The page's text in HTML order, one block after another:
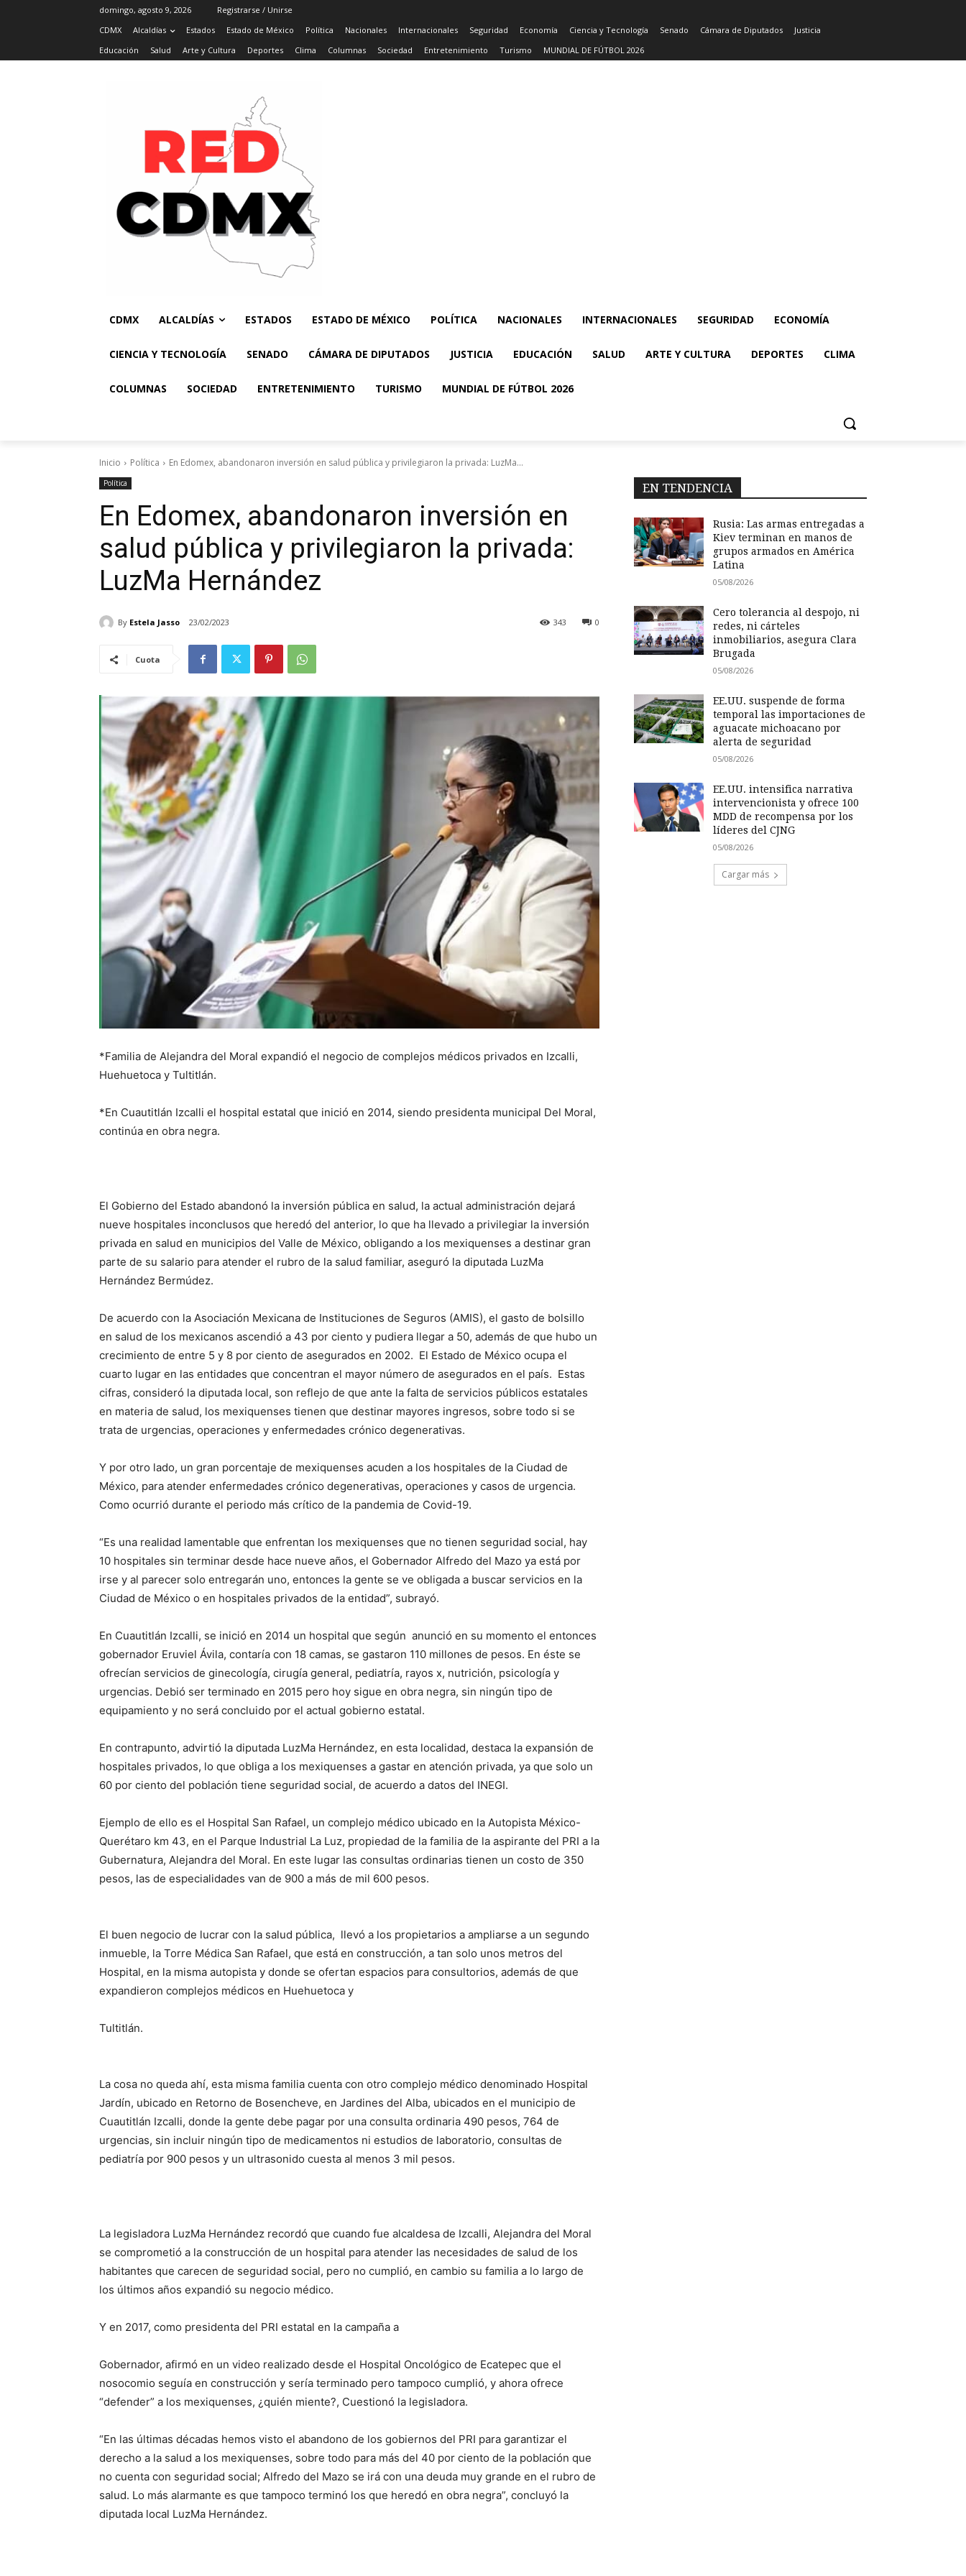
domingo, agosto 9, 2026
Registrarse / Unirse
CDMX
Alcaldías Estados Estado de México Política Nacionales Internacionales Seguridad Economía Ciencia y Tecnología Senado Cámara de Diputados
Justicia
Educación
Salud Arte y Cultura Deportes Clima Columnas Sociedad Entretenimiento Turismo MUNDIAL DE FÚTBOL 2026
CDMX ALCALDÍAS ESTADOS ESTADO DE MÉXICO POLÍTICA NACIONALES INTERNACIONALES SEGURIDAD ECONOMÍA
CIENCIA Y TECNOLOGÍA SENADO CÁMARA DE DIPUTADOS JUSTICIA EDUCACIÓN SALUD ARTE Y CULTURA DEPORTES CLIMA
COLUMNAS SOCIEDAD ENTRETENIMIENTO TURISMO MUNDIAL DE FÚTBOL 2026
Inicio Política En Edomex, abandonaron inversión en salud pública y privilegiaron la privada: LuzMa...
Política
En Edomex, abandonaron inversión en
salud pública y privilegiaron la privada:
LuzMa Hernández
By Estela Jasso 23/02/2023 0
343
Cuota
*Familia de Alejandra del Moral expandió el negocio de complejos médicos privados en Izcalli,
Huehuetoca y Tultitlán.
*En Cuautitlán Izcalli el hospital estatal que inició en 2014, siendo presidenta municipal Del Moral,
continúa en obra negra.
El Gobierno del Estado abandonó la inversión pública en salud, la actual administración dejará
nueve hospitales inconclusos que heredó del anterior, lo que ha llevado a privilegiar la inversión
privada en salud en municipios del Valle de México, obligando a los mexiquenses a destinar gran
parte de su salario para atender el rubro de la salud familiar, aseguró la diputada LuzMa
Hernández Bermúdez.
De acuerdo con la Asociación Mexicana de Instituciones de Seguros (AMIS), el gasto de bolsillo
en salud de los mexicanos ascendió a 43 por ciento y pudiera llegar a 50, además de que hubo un
crecimiento de entre 5 y 8 por ciento de asegurados en 2002. El Estado de México ocupa el
cuarto lugar en las entidades que concentran el mayor número de asegurados en el país. Estas
cifras, consideró la diputada local, son reflejo de que ante la falta de servicios públicos estatales
en materia de salud, los mexiquenses tienen que destinar mayores ingresos, sobre todo si se
trata de urgencias, operaciones y enfermedades crónico degenerativas.
Y por otro lado, un gran porcentaje de mexiquenses acuden a los hospitales de la Ciudad de
México, para atender enfermedades crónico degenerativas, operaciones y casos de urgencia.
Como ocurrió durante el periodo más crítico de la pandemia de Covid-19.
“Es una realidad lamentable que enfrentan los mexiquenses que no tienen seguridad social, hay
10 hospitales sin terminar desde hace nueve años, el Gobernador Alfredo del Mazo ya está por
irse y al parecer solo entregarán uno, entonces la gente se ve obligada a buscar servicios en la
Ciudad de México o en hospitales privados de la entidad”, subrayó.
En Cuautitlán Izcalli, se inició en 2014 un hospital que según anunció en su momento el entonces
gobernador Eruviel Ávila, contaría con 18 camas, se gastaron 110 millones de pesos. En éste se
ofrecían servicios de ginecología, cirugía general, pediatría, rayos x, nutrición, psicología y
urgencias. Debió ser terminado en 2015 pero hoy sigue en obra negra, sin ningún tipo de
equipamiento y no será concluido por el actual gobierno estatal.
En contrapunto, advirtió la diputada LuzMa Hernández, en esta localidad, destaca la expansión de
hospitales privados, lo que obliga a los mexiquenses a gastar en atención privada, ya que solo un
60 por ciento del población tiene seguridad social, de acuerdo a datos del INEGI.
Ejemplo de ello es el Hospital San Rafael, un complejo médico ubicado en la Autopista México-
Querétaro km 43, en el Parque Industrial La Luz, propiedad de la familia de la aspirante del PRI a la
Gubernatura, Alejandra del Moral. En este lugar las consultas ordinarias tienen un costo de 350
pesos, las de especialidades van de 900 a más de mil 600 pesos.
El buen negocio de lucrar con la salud pública, llevó a los propietarios a ampliarse a un segundo
inmueble, la Torre Médica San Rafael, que está en construcción, a tan solo unos metros del
Hospital, en la misma autopista y donde se ofertan espacios para consultorios, además de que
expandieron complejos médicos en Huehuetoca y
Tultitlán.
La cosa no queda ahí, esta misma familia cuenta con otro complejo médico denominado Hospital
Jardín, ubicado en Retorno de Bosencheve, en Jardines del Alba, ubicados en el municipio de
Cuautitlán Izcalli, donde la gente debe pagar por una consulta ordinaria 490 pesos, 764 de
urgencias, sin incluir ningún tipo de medicamentos ni estudios de laboratorio, consultas de
pediatría por 900 pesos y un ultrasonido cuesta al menos 3 mil pesos.
La legisladora LuzMa Hernández recordó que cuando fue alcaldesa de Izcalli, Alejandra del Moral
se comprometió a la construcción de un hospital para atender las necesidades de salud de los
habitantes que carecen de seguridad social, pero no cumplió, en cambio su familia a lo largo de
los últimos años expandió su negocio médico.
Y en 2017, como presidenta del PRI estatal en la campaña a
Gobernador, afirmó en un video realizado desde el Hospital Oncológico de Ecatepec que el
nosocomio seguía en construcción y sería terminado pero tampoco cumplió, y ahora ofrece
“defender” a los mexiquenses, ¿quién miente?, Cuestionó la legisladora.
“En las últimas décadas hemos visto el abandono de los gobiernos del PRI para garantizar el
derecho a la salud a los mexiquenses, sobre todo para más del 40 por ciento de la población que
no cuenta con seguridad social; Alfredo del Mazo se irá con una deuda muy grande en el rubro de
salud. Lo más alarmante es que tampoco terminó los que heredó en obra negra”, concluyó la
diputada local LuzMa Hernández.
EN TENDENCIA
Rusia: Las armas entregadas a
Kiev terminan en manos de
grupos armados en América
Latina
05/08/2026
Cero tolerancia al despojo, ni
redes, ni cárteles
inmobiliarios, asegura Clara
Brugada
05/08/2026
EE.UU. suspende de forma
temporal las importaciones de
aguacate michoacano por
alerta de seguridad
05/08/2026
EE.UU. intensifica narrativa
intervencionista y ofrece 100
MDD de recompensa por los
líderes del CJNG
05/08/2026
Cargar más